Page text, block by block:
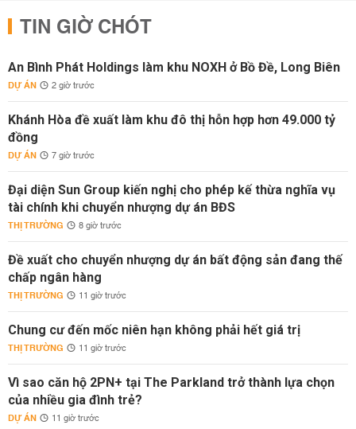
TIN GIỜ CHÓT
An Bình Phát Holdings làm khu NOXH ở Bồ Đề, Long Biên
DỰ ÁN 2 giờ trước
Khánh Hòa đề xuất làm khu đô thị hỗn hợp hơn 49.000 tỷ
đồng
DỰ ÁN 7 giờ trước
Đại diện Sun Group kiến nghị cho phép kế thừa nghĩa vụ
tài chính khi chuyển nhượng dự án BĐS
THỊ TRƯỜNG 8 giờ trước
Đề xuất cho chuyển nhượng dự án bất động sản đang thế
chấp ngân hàng
THỊ TRƯỜNG 11 giờ trước
Chung cư đến mốc niên hạn không phải hết giá trị
THỊ TRƯỜNG 11 giờ trước
Vì sao căn hộ 2PN+ tại The Parkland trở thành lựa chọn
của nhiều gia đình trẻ?
DỰ ÁN 11 giờ trước